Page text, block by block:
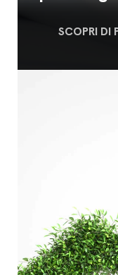
SCOPRI DI